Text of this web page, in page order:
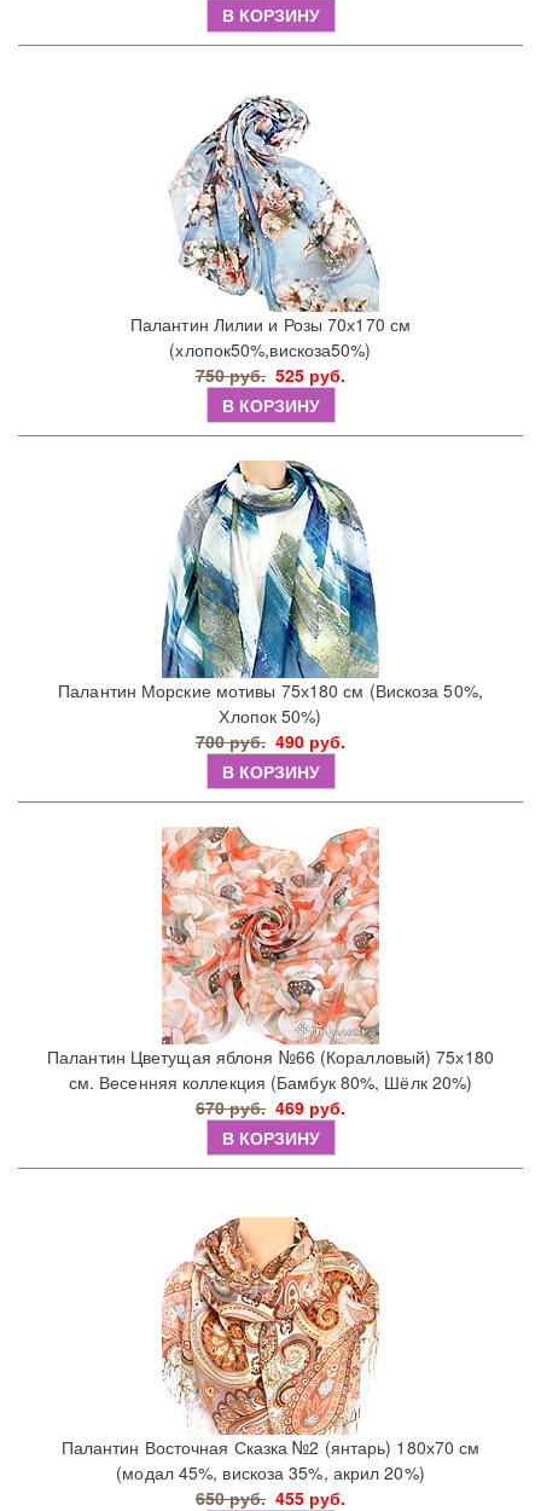
В КОРЗИНУ
Палантин Лилии и Розы 70х170 см
(хлопок50%,вискоза50%)
750 руб. 525 руб.
В КОРЗИНУ
Палантин Морские мотивы 75х180 см (Вискоза 50%,
Хлопок 50%)
700 руб. 490 руб.
В КОРЗИНУ
Палантин Цветущая яблоня №66 (Коралловый) 75х180
см. Весенняя коллекция (Бамбук 80%, Шёлк 20%)
670 руб. 469 руб.
В КОРЗИНУ
Палантин Восточная Сказка №2 (янтарь) 180х70 см
(модал 45%, вискоза 35%, акрил 20%)
650 руб. 455 руб.